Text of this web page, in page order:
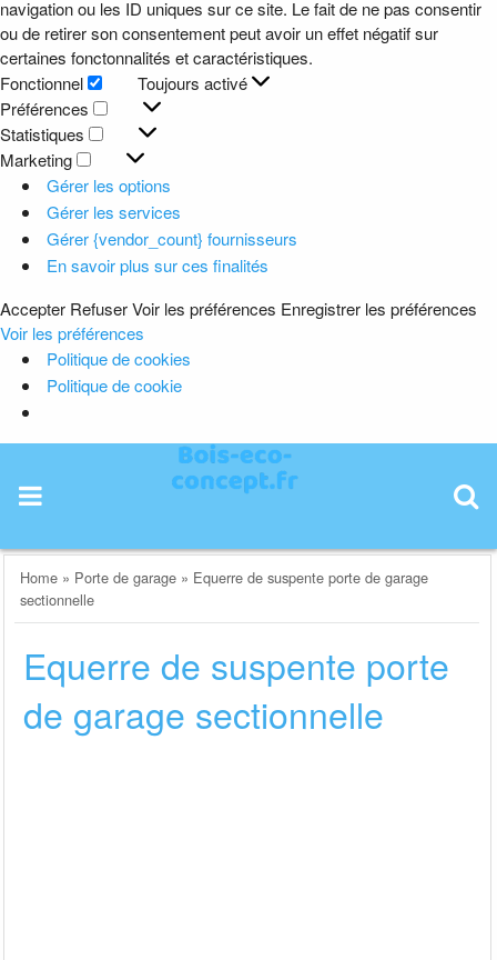
navigation ou les ID uniques sur ce site. Le fait de ne pas consentir
ou de retirer son consentement peut avoir un effet négatif sur
certaines fonctonnalités et caractéristiques.
Fonctionnel
Fonctionnel
Toujours activé
Préférences
Préférences
Statistiques
Statistiques
Marketing
Marketing
Gérer les options
Gérer les services
Gérer {vendor_count} fournisseurs
En savoir plus sur ces finalités
Accepter RefuserVoir les préférences Enregistrer les préférences
Voir les préférences
Politique de cookies
Politique de cookie
content
Home » Porte de garage » Equerre de suspente porte de garage
sectionnelle
Equerre de suspente porte
de garage sectionnelle